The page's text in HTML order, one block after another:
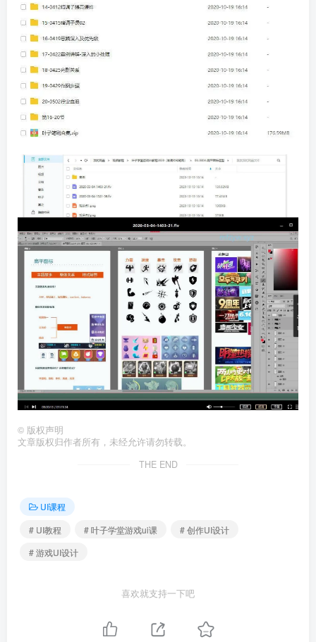
© 版权声明
文章版权归作者所有，未经允许请勿转载。
THE END
UI课程
# UI教程
# 叶子学堂游戏ui课
# 创作UI设计
# 游戏UI设计
喜欢就支持一下吧